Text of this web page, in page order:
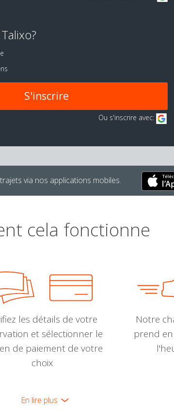
S'inscrire
Ou s'inscrire avec:
via nos applications mobiles.
cela fonctionne
les détails de votre
et sélectionner le
de paiement de votre
choix
Notre
prend
En lire plus